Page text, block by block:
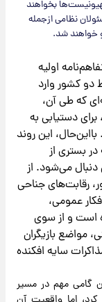
بخواهند
نظامی‌ از‌جمله
خواهند شد.
اولیه
دو کشور وارد
که طی آن،
۳۰ تا ۶۰ روز آینده، برای دستیابی به
این روند
بستری از
دنبال می‌شود. از
رقابت‌های جناحی
عمومی،
است و از سوی
مواضع بازیگران
سایه افکنده
گامی مهم در مسیر